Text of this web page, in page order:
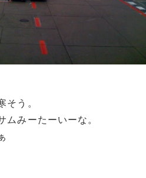
そう。
ムみーたーいーな。